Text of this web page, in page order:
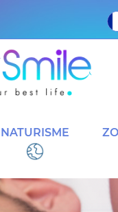
NATURISME